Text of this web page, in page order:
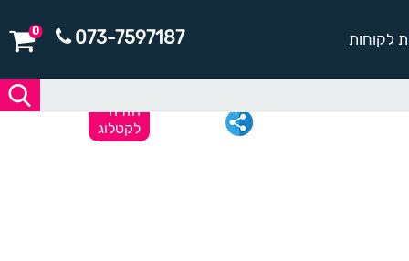
לקוחות 073-7597187
0
חזרה
לקטלוג